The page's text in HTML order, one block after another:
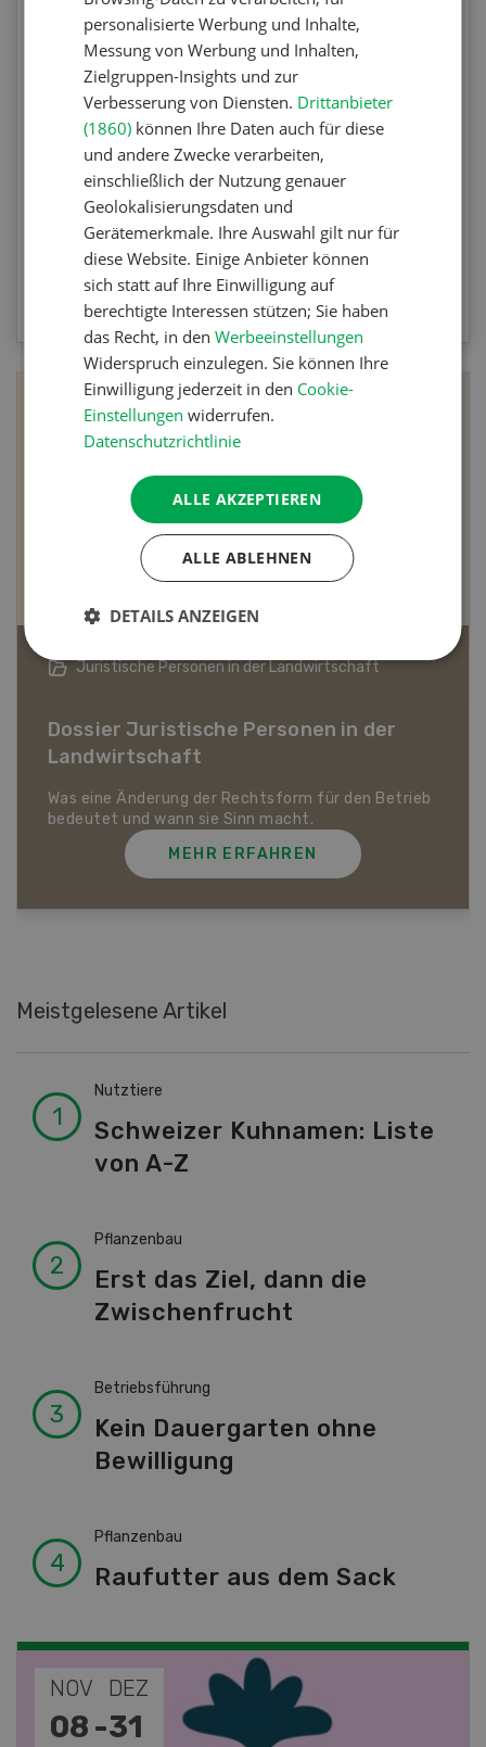
Agrar-Quiz: Mechanische
Unkrautbekämpfung
Testen Sie Ihr Wissen. Machen Sie mit am
Agrar-Quiz der UFA-Revue. Die Fragen
beziehen sich auf die Unkrautbekämpfung und
Maschinen zur mechanischen
Unkrautbekämpfung.
ZUM QUIZ
Bio-Artikel
Dossier Bio-Artikel
MEHR ERFAHREN
Meistgelesene Artikel
Nutztiere
Schweizer Kuhnamen: Liste
von A-Z
Pflanzenbau
Erst das Ziel, dann die
Zwischenfrucht
Betriebsführung
Kein Dauergarten ohne
Bewilligung
Pflanzenbau
Raufutter aus dem Sack
NOV
19 -
JAN
28
personalisierte Werbung und Inhalte,
Messung von Werbung und Inhalten,
Zielgruppen-Insights und zur
Verbesserung von Diensten. Drittanbieter
(1860) können Ihre Daten auch für diese
und andere Zwecke verarbeiten,
einschließlich der Nutzung genauer
Geolokalisierungsdaten und
Gerätemerkmale. Ihre Auswahl gilt nur für
diese Website. Einige Anbieter können
sich statt auf Ihre Einwilligung auf
berechtigte Interessen stützen; Sie haben
das Recht, in denWerbeeinstellungen
Widerspruch einzulegen. Sie können Ihre
Einwilligung jederzeit in den Cookie-
Einstellungen widerrufen.
Datenschutzrichtlinie
ALLE AKZEPTIEREN
ALLE ABLEHNEN
DETAILS ANZEIGEN